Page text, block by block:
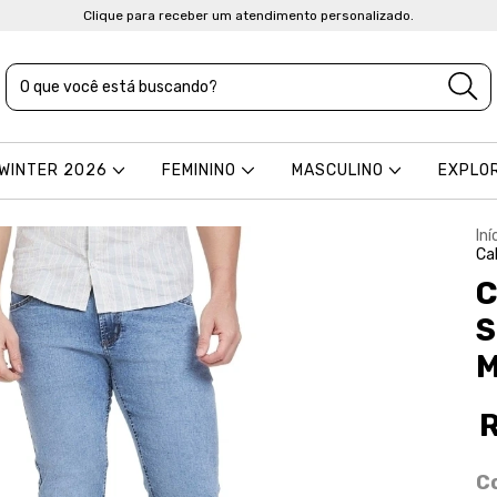
Clique para receber um atendimento personalizado.
2026 FEMININO MASCULINO